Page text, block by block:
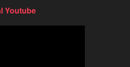
Youtube